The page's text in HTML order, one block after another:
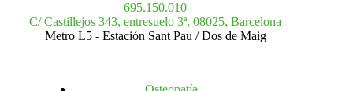
695.150.010
C/ Castillejos 343, entresuelo 3ª, 08025, Barcelona
Metro L5 - Estación Sant Pau / Dos de Maig